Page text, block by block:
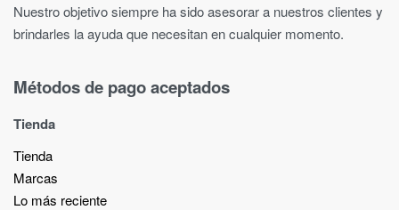
Nuestro objetivo siempre ha sido asesorar a nuestros clientes y
brindarles la ayuda que necesitan en cualquier momento.
Métodos de pago aceptados
Tienda
Tienda
Marcas
Lo más reciente​